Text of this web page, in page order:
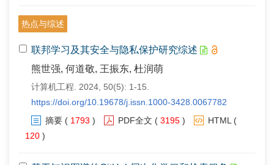
热点与综述
联邦学习及其安全与隐私保护研究综述
熊世强, 何道敬, 王振东, 杜润萌
计算机工程. 2024, 50(5): 1-15.
https://doi.org/10.19678/j.issn.1000-3428.0067782
摘要 ( 1793 ) PDF全文 ( 3195 ) HTML (
120 )